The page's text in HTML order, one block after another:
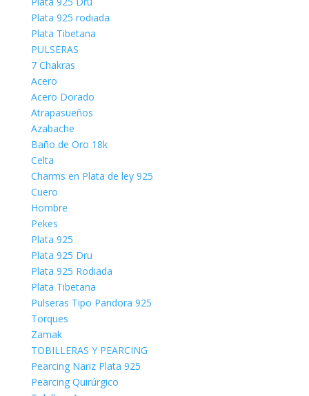
Plata 925 rodiada
Plata Tibetana
PULSERAS
7 Chakras
Acero
Acero Dorado
Atrapasueños
Azabache
Baño de Oro 18k
Celta
Charms en Plata de ley 925
Cuero
Hombre
Pekes
Plata 925
Plata 925 Dru
Plata 925 Rodiada
Plata Tibetana
Pulseras Tipo Pandora 925
Torques
Zamak
TOBILLERAS Y PEARCING
Pearcing Nariz Plata 925
Pearcing Quirúrgico